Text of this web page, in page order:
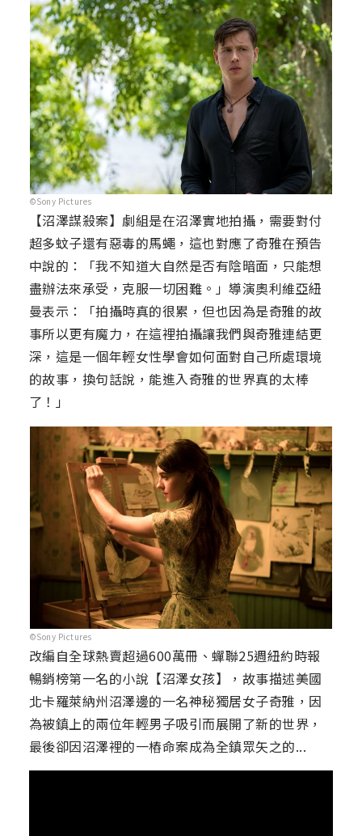
©Sony Pictures
【沼澤謀殺案】劇組是在沼澤實地拍攝，需要對付
超多蚊子還有惡毒的馬蠅，這也對應了奇雅在預告
中說的：「我不知道大自然是否有陰暗面，只能想
盡辦法來承受，克服一切困難。」導演奧利維亞紐
曼表示：「拍攝時真的很累，但也因為是奇雅的故
事所以更有魔力，在這裡拍攝讓我們與奇雅連結更
深，這是一個年輕女性學會如何面對自己所處環境
的故事，換句話說，能進入奇雅的世界真的太棒
了！」
©Sony Pictures
改編自全球熱賣超過600萬冊、蟬聯25週紐約時報
暢銷榜第一名的小說【沼澤女孩】，故事描述美國
北卡羅萊納州沼澤邊的一名神秘獨居女子奇雅，因
為被鎮上的兩位年輕男子吸引而展開了新的世界，
最後卻因沼澤裡的一樁命案成為全鎮眾矢之的...